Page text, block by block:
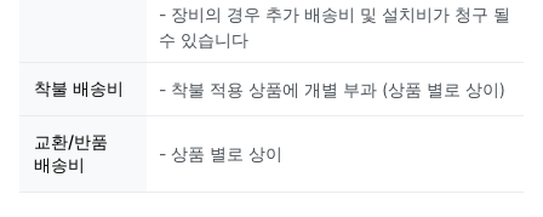
- 장비의 경우 추가 배송비 및 설치비가 청구 될
수 있습니다
착불 배송비 - 착불 적용 상품에 개별 부과 (상품 별로 상이)
교환/반품
배송비
- 상품 별로 상이